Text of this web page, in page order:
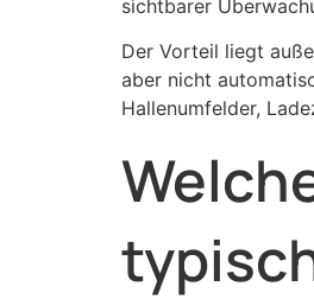
sichtbarer
Der Vorteil liegt
aber nicht
Hallenumfelder,